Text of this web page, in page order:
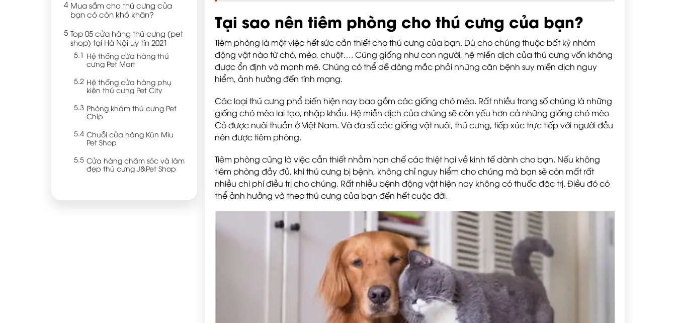
Mua sắm cho thú cưng của
bạn có còn khó khăn?
Top 05 cửa hàng thú cưng (pet
shop) tại Hà Nội uy tín 2021
Hệ thống cửa hàng thú
cưng Pet Mart
Hệ thống cửa hàng phụ
kiện thú cưng Pet City
Phòng khám thú cưng Pet
Chip
Chuỗi cửa hàng Kún Miu
Pet Shop
Cửa hàng chăm sóc và làm
đẹp thú cưng J&Pet Shop
Tại sao nên tiêm phòng cho thú cưng của bạn?
Tiêm phòng là một việc hết sức cần thiết cho thú cưng của bạn. Dù cho chúng thuộc bất kỳ nhóm
động vật nào từ chó, mèo, chuột…. Cũng giống như con người, hệ miễn dịch của thú cưng vốn không
được ổn định và mạnh mẽ. Chúng có thể dễ dàng mắc phải những căn bệnh suy miễn dịch nguy
hiểm, ảnh hưởng đến tính mạng.
Các loại thú cưng phổ biến hiện nay bao gồm các giống chó mèo. Rất nhiều trong số chúng là những
giống chó mèo lai tạo, nhập khẩu. Hệ miễn dịch của chúng sẽ còn yếu hơn cả những giống chó mèo
Cỏ được nuôi thuần ở Việt Nam. Và đa số các giống vật nuôi, thú cưng, tiếp xúc trực tiếp với người đều
nên được tiêm phòng.
Tiêm phòng cũng là việc cần thiết nhằm hạn chế các thiệt hại về kinh tế dành cho bạn. Nếu không
tiêm phòng đầy đủ, khi thú cưng bị bệnh, không chỉ nguy hiểm cho chúng mà bạn sẽ còn mất rất
nhiều chi phí điều trị cho chúng. Rất nhiều bệnh động vật hiện nay không có thuốc đặc trị. Điều đó có
thể ảnh hưởng và theo thú cưng của bạn đến hết cuộc đời.